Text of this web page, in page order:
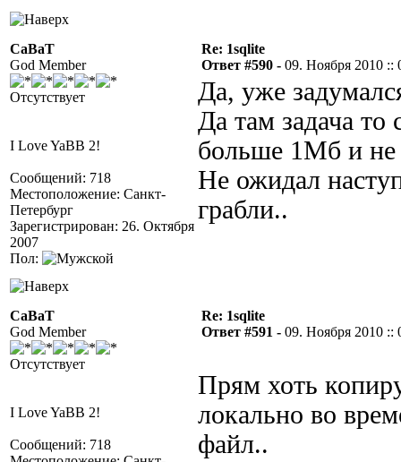
CaBaT
God Member
Отсутствует
I Love YaBB 2!
Сообщений: 718
Местоположение: Санкт-
Петербург
Зарегистрирован: 26. Октября
2007
Пол:
Re: 1sqlite
Ответ #590 - 09. Ноября 2010 ::
Да, уже
Да там задача
больше 1Мб и не
Не ожидал
грабли..
CaBaT
God Member
Отсутствует
I Love YaBB 2!
Сообщений: 718
Re: 1sqlite
Ответ #591 - 09. Ноября 2010 ::
Прям хоть
локально во
файл..